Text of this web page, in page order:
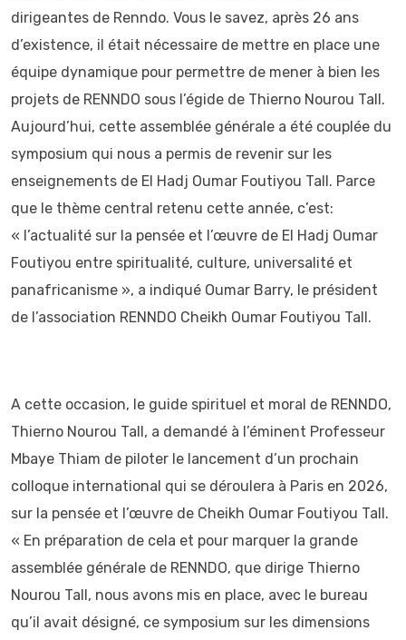
dirigeantes de Renndo. Vous le savez, après 26 ans
d’existence, il était nécessaire de mettre en place une
équipe dynamique pour permettre de mener à bien les
projets de RENNDO sous l’égide de Thierno Nourou Tall.
Aujourd’hui, cette assemblée générale a été couplée du
symposium qui nous a permis de revenir sur les
enseignements de El Hadj Oumar Foutiyou Tall. Parce
que le thème central retenu cette année, c’est:
« l’actualité sur la pensée et l’œuvre de El Hadj Oumar
Foutiyou entre spiritualité, culture, universalité et
panafricanisme », a indiqué Oumar Barry, le président
de l’association RENNDO Cheikh Oumar Foutiyou Tall.
A cette occasion, le guide spirituel et moral de RENNDO,
Thierno Nourou Tall, a demandé à l’éminent Professeur
Mbaye Thiam de piloter le lancement d’un prochain
colloque international qui se déroulera à Paris en 2026,
sur la pensée et l’œuvre de Cheikh Oumar Foutiyou Tall.
« En préparation de cela et pour marquer la grande
assemblée générale de RENNDO, que dirige Thierno
Nourou Tall, nous avons mis en place, avec le bureau
qu’il avait désigné, ce symposium sur les dimensions